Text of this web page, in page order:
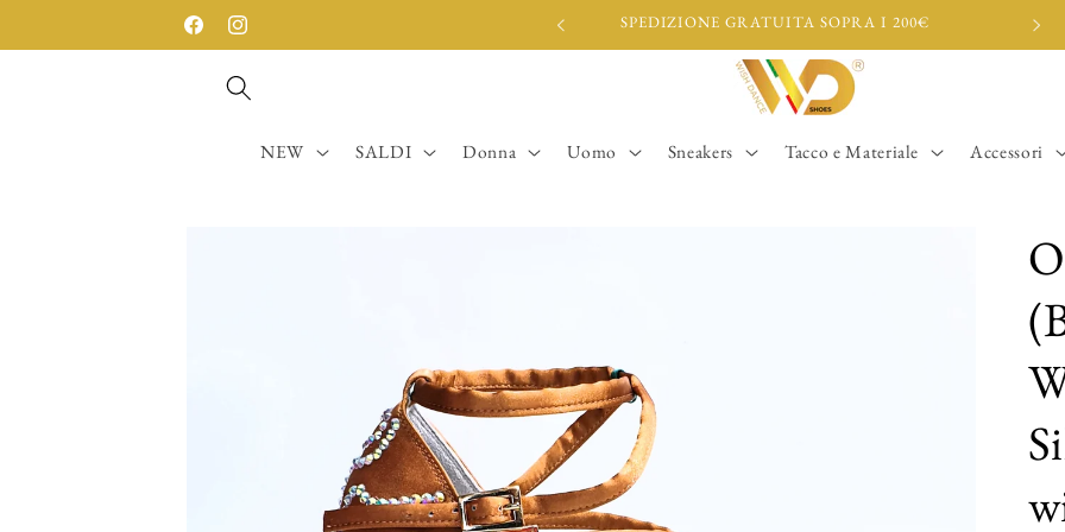
FacebookInstagram
SPEDIZIONE GRATUITA SOPRA I 200€
NEW SALDI Donna Uomo Sneakers Tacco e Materiale Accessori